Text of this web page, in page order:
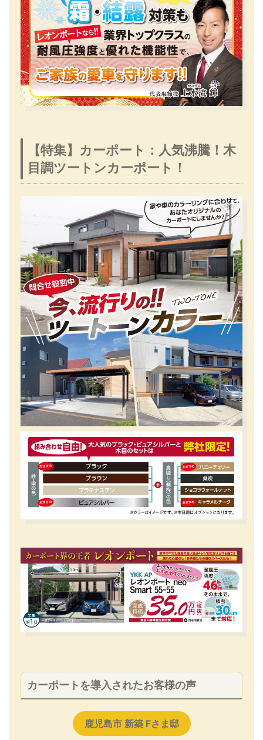
【特集】カーポート：人気沸騰！木
目調ツートンカーポート！
カーポートを導入されたお客様の声
鹿児島市 新築 Fさま邸